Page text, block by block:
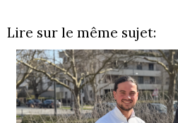
Lire sur le même sujet: